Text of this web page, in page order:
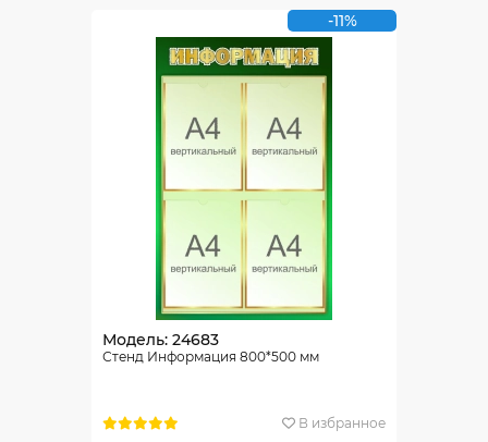
-11%
Модель: 24683
Стенд Информация 800*500 мм
В избранное